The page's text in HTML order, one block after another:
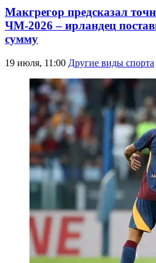
Макгрегор предсказал
ЧМ-2026 – ирландец
сумму
19 июля, 11:00 Другие виды спорта